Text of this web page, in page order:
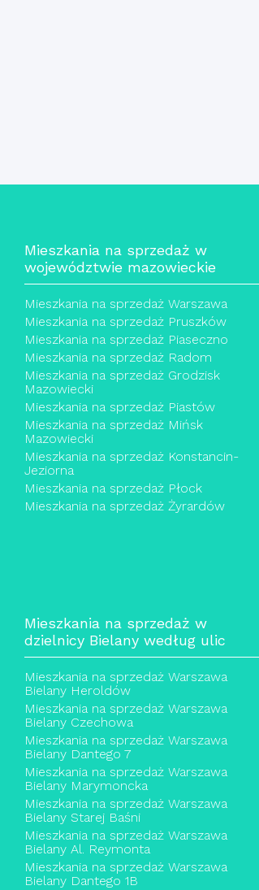
Mieszkania na sprzedaż w
województwie mazowieckie
Mieszkania na sprzedaż Warszawa
Mieszkania na sprzedaż Pruszków
Mieszkania na sprzedaż Piaseczno
Mieszkania na sprzedaż Radom
Mieszkania na sprzedaż Grodzisk
Mazowiecki
Mieszkania na sprzedaż Piastów
Mieszkania na sprzedaż Mińsk
Mazowiecki
Mieszkania na sprzedaż Konstancin-
Jeziorna
Mieszkania na sprzedaż Płock
Mieszkania na sprzedaż Żyrardów
Mieszkania na sprzedaż w
dzielnicy Bielany według ulic
Mieszkania na sprzedaż Warszawa
Bielany Heroldów
Mieszkania na sprzedaż Warszawa
Bielany Czechowa
Mieszkania na sprzedaż Warszawa
Bielany Dantego 7
Mieszkania na sprzedaż Warszawa
Bielany Marymoncka
Mieszkania na sprzedaż Warszawa
Bielany Starej Baśni
Mieszkania na sprzedaż Warszawa
Bielany Al. Reymonta
Mieszkania na sprzedaż Warszawa
Bielany Dantego 1B